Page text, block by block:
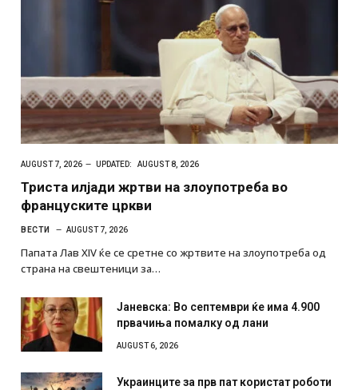
AUGUST 7, 2026 UPDATED: AUGUST 8, 2026
Триста илјади жртви на злоупотреба во
француските цркви
ВЕСТИ AUGUST 7, 2026
Папата Лав XIV ќе се сретне со жртвите на злоупотреба од
страна на свештеници за…
Јаневска: Во септември ќе има 4.900
првачиња помалку од лани
AUGUST 6, 2026
Украинците за прв пат користат роботи